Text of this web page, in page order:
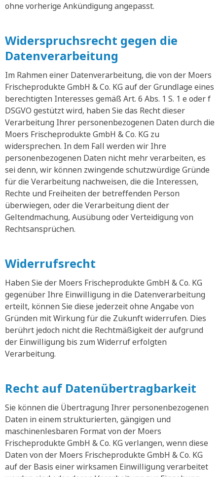
ohne vorherige Ankündigung angepasst.
Widerspruchsrecht gegen die
Datenverarbeitung
Im Rahmen einer Datenverarbeitung, die von der Moers
Frischeprodukte GmbH & Co. KG auf der Grundlage eines
berechtigten Interesses gemäß Art. 6 Abs. 1 S. 1 e oder f
DSGVO gestützt wird, haben Sie das Recht dieser
Verarbeitung Ihrer personenbezogenen Daten durch die
Moers Frischeprodukte GmbH & Co. KG zu
widersprechen. In dem Fall werden wir Ihre
personenbezogenen Daten nicht mehr verarbeiten, es
sei denn, wir können zwingende schutzwürdige Gründe
für die Verarbeitung nachweisen, die die Interessen,
Rechte und Freiheiten der betreffenden Person
überwiegen, oder die Verarbeitung dient der
Geltendmachung, Ausübung oder Verteidigung von
Rechtsansprüchen.
Widerrufsrecht
Haben Sie der Moers Frischeprodukte GmbH & Co. KG
gegenüber Ihre Einwilligung in die Datenverarbeitung
erteilt, können Sie diese jederzeit ohne Angabe von
Gründen mit Wirkung für die Zukunft widerrufen. Dies
berührt jedoch nicht die Rechtmäßigkeit der aufgrund
der Einwilligung bis zum Widerruf erfolgten
Verarbeitung.
Recht auf Datenübertragbarkeit
Sie können die Übertragung Ihrer personenbezogenen
Daten in einem strukturierten, gängigen und
maschinenlesbaren Format von der Moers
Frischeprodukte GmbH & Co. KG verlangen, wenn diese
Daten von der Moers Frischeprodukte GmbH & Co. KG
auf der Basis einer wirksamen Einwilligung verarbeitet